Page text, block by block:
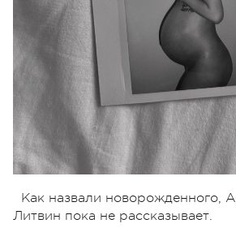
Как назвали новорожденного,
Литвин пока не рассказывает.